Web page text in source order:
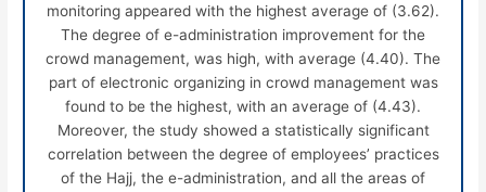
monitoring appeared with the highest average of (3.62).
The degree of e-administration improvement for the
crowd management, was high, with average (4.40). The
part of electronic organizing in crowd management was
found to be the highest, with an average of (4.43).
Moreover, the study showed a statistically significant
correlation between the degree of employees’ practices
of the Hajj, the e-administration, and all the areas of